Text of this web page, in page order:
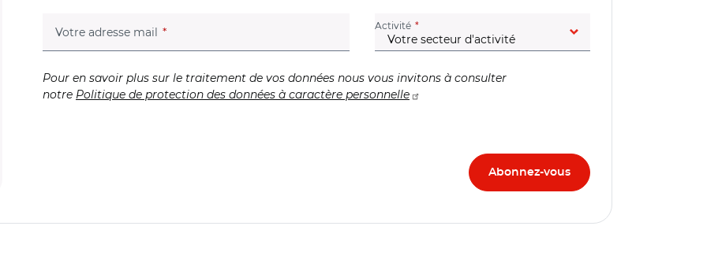
Votre adresse mail (champ obligatoire) Activité (champ obligatoire)
Pour en savoir plus sur le traitement de vos données nous vous invitons à consulter
notre Politique de protection des données à caractère personnelle